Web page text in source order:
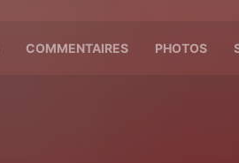
COMMENTAIRES PHOTOS